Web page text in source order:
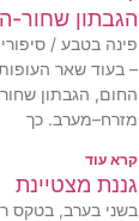
הגבתון שחור-
פינה בטבע /
– בעוד שאר העופות
החום, הגבתון
מזרח–מערב. כך
קרא עוד
גננת מצטיינת
בשני בערב, בטקס